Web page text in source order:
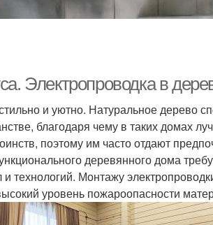
Электропроводка в
и уютно. Натуральное дерево
благодаря чему в таких домах
поэтому им часто отдают
деревянного дома
технологий. Монтажу
уровень пожароопасности